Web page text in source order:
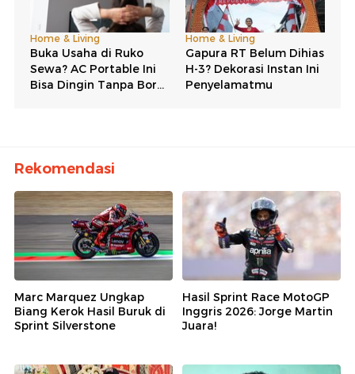
Rekomendasi
Marc Marquez Ungkap
Biang Kerok Hasil Buruk di
Sprint Silverstone
Hasil Sprint Race MotoGP
Inggris 2026: Jorge Martin
Juara!